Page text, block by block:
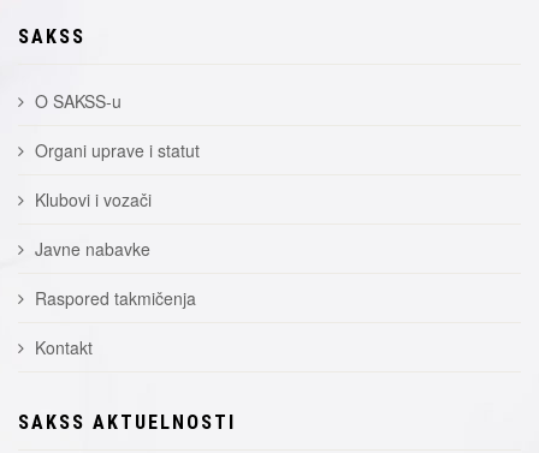
SAKSS
O SAKSS-u
Organi uprave i statut
Klubovi i vozači
Javne nabavke
Raspored takmičenja
Kontakt
SAKSS AKTUELNOSTI